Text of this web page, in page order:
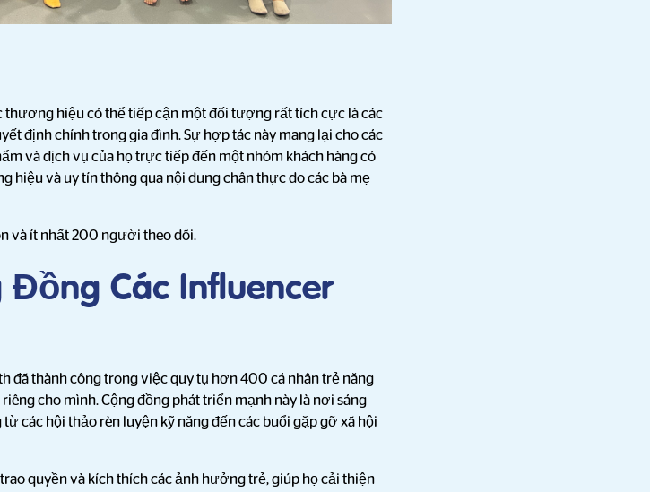
thương hiệu có thể tiếp cận một đối tượng rất tích cực là các
định chính trong gia đình. Sự hợp tác này mang lại cho các
và dịch vụ của họ trực tiếp đến một nhóm khách hàng có
hiệu và uy tín thông qua nội dung chân thực do các bà mẹ
và ít nhất 200 người theo dõi.
Đồng Các Influencer
đã thành công trong việc quy tụ hơn 400 cá nhân trẻ năng
cho mình. Cộng đồng phát triển mạnh này là nơi sáng
các hội thảo rèn luyện kỹ năng đến các buổi gặp gỡ xã hội
quyền và kích thích các ảnh hưởng trẻ, giúp họ cải thiện